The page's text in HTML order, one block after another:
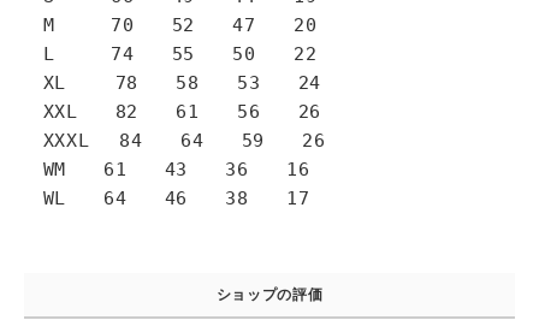
M 70 52 47 20
L 74 55 50 22
XL 78 58 53 24
XXL 82 61 56 26
XXXL 84 64 59 26
WM 61 43 36 16
WL 64 46 38 17
ショップの評価